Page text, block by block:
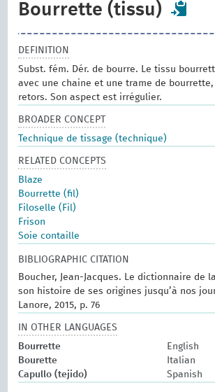
Bourrette (tissu)
DEFINITION
Subst. fém. Dér. de bourre. Le tissu
avec une chaine et une trame de
retors. Son aspect est irrégulier.
BROADER CONCEPT
Technique de tissage (technique)
RELATED CONCEPTS
Blaze
Bourrette (fil)
Filoselle (Fil)
Frison
Soie contaille
BIBLIOGRAPHIC CITATION
Boucher, Jean-Jacques. Le dictionnaire de
son histoire de ses origines jusqu’à nos
Lanore, 2015, p. 76
IN OTHER LANGUAGES
Bourrette
English
Bourette
Italian
Capullo (tejido)
Spanish